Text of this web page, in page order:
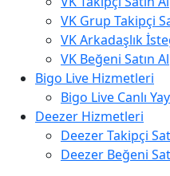
VK Grup Takipçi
VK Arkadaşlık
VK Beğeni Satın Al
Bigo Live Hizmetleri
Bigo Live Canlı
Deezer Hizmetleri
Deezer Takipçi
Deezer Beğeni